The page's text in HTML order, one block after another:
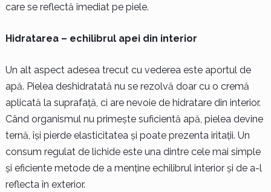
care se reflectă imediat pe piele.
Hidratarea – echilibrul apei din interior
Un alt aspect adesea trecut cu vederea este aportul de
apă. Pielea deshidratată nu se rezolvă doar cu o cremă
aplicată la suprafață, ci are nevoie de hidratare din interior.
Când organismul nu primește suficientă apă, pielea devine
ternă, își pierde elasticitatea și poate prezenta iritații. Un
consum regulat de lichide este una dintre cele mai simple
și eficiente metode de a menține echilibrul interior și de a-l
reflecta în exterior.